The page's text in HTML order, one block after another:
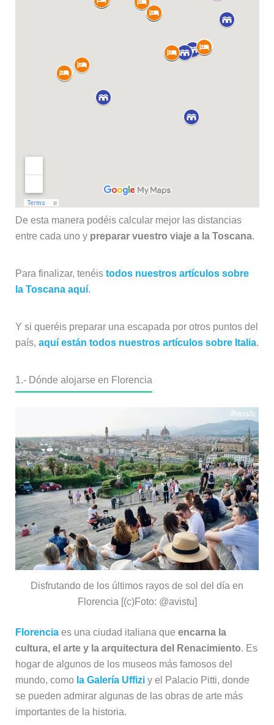
De esta manera podéis calcular mejor las distancias
entre cada uno y preparar vuestro viaje a la Toscana.
Para finalizar, tenéis todos nuestros artículos sobre
la Toscana aquí.
Y si queréis preparar una escapada por otros puntos del
país, aquí están todos nuestros artículos sobre Italia.
1.- Dónde alojarse en Florencia
Disfrutando de los últimos rayos de sol del día en
Florencia [(c)Foto: @avistu]
Florenciaes una ciudad italiana que encarna la
cultura, el arte y la arquitectura del Renacimiento. Es
hogar de algunos de los museos más famosos del
mundo, como la Galería Uffizi y el Palacio Pitti, donde
se pueden admirar algunas de las obras de arte más
importantes de la historia.